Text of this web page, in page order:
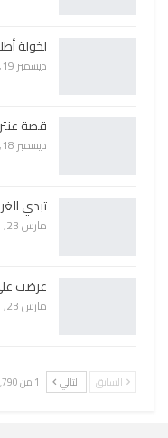
لخولة
ديسمبر 19, 2024
قصة
ديسمبر 18, 2024
تبدي
مارس 23, 2024
عرضت
مارس 23, 2024
السابق التالي 1 من 13٬790